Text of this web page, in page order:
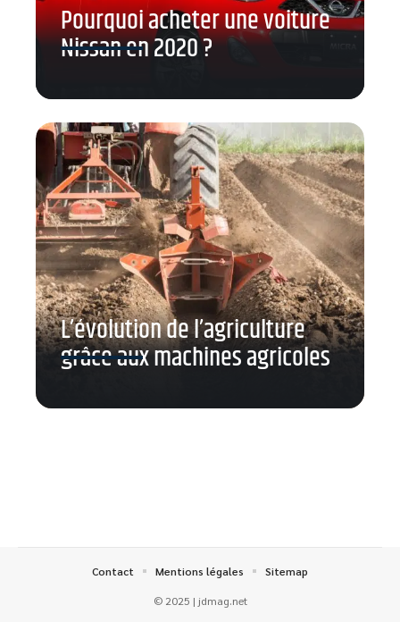
Pourquoi acheter une voiture
Nissan en 2020 ?
L’évolution de l’agriculture
grâce aux machines agricoles
© 2025 | jdmag.net
Contact Mentions légales Sitemap